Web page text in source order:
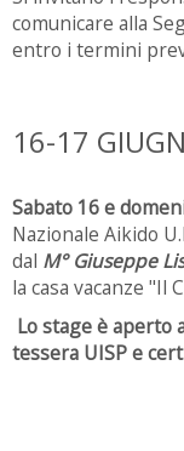
comunicare alla
entro i termini
16-17
Sabato 16 e
Nazionale Aikido
dal M° Giuseppe
la casa vacanze "Il
Lo stage è aperto
tessera UISP e